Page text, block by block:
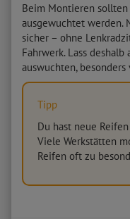
Beim Montieren
ausgewuchtet werden.
sicher – ohne
Fahrwerk. Lass
auswuchten,
Tipp
Du hast neue
Viele Werkstätten
Reifen oft zu